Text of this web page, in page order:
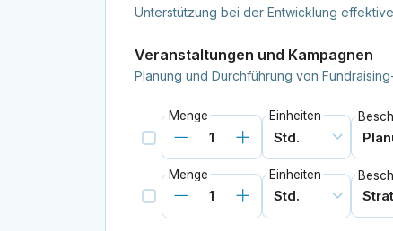
Unterstützung bei der Entwicklung
Veranstaltungen und Kampagnen
Planung und Durchführung von
Menge Einheiten
Menge Einheiten